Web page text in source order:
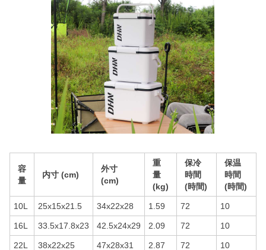
容
量
内寸 (cm)
外寸
(cm)
重
量
(kg)
保冷
時間
(時間)
保温
時間
(時間)
10L 25x15x21.5 34x22x28 1.59 72 10
16L 33.5x17.8x23 42.5x24x29 2.09 72 10
22L 38x22x25 47x28x31 2.87 72 10